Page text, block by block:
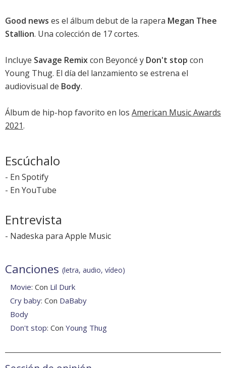
Good news es el álbum debut de la rapera Megan Thee
Stallion. Una colección de 17 cortes.
Incluye Savage Remixcon Beyoncé y Don't stop con
Young Thug. El día del lanzamiento se estrena el
audiovisual de Body.
Álbum de hip-hop favorito en los American Music Awards
2021.
Escúchalo
- En Spotify
- En YouTube
Entrevista
- Nadeska para Apple Music
Canciones (letra, audio, vídeo)
Movie: Con Lil Durk
Cry baby: Con DaBaby
Body
Don't stop: Con Young Thug